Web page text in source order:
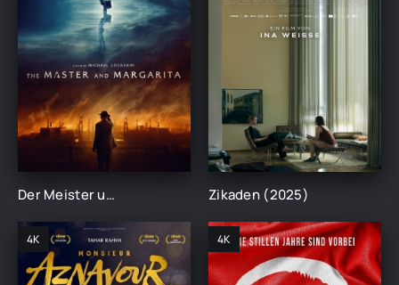
Der Meister und Margarita (2025) Zikaden (2025)
4K 4K